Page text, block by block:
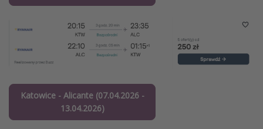
Katowice - Alicante (07.04.2026 -
13.04.2026)